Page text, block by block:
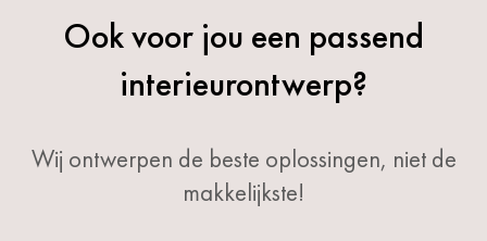
Ook voor jou een passend
interieurontwerp?
Wij ontwerpen de beste oplossingen, niet de
makkelijkste!